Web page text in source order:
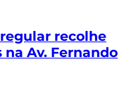
recolhe
Av. Fernando